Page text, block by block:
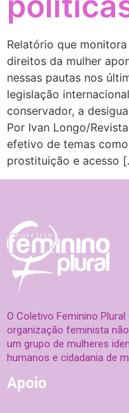
Relatório que
direitos da mulher
nessas pautas nos
legislação
conservador, a
Por Ivan Longo/
efetivo de temas
prostituição e acesso
O Coletivo Feminino
organização feminista
um grupo de mulheres
humanos e cidadania de
Apoio